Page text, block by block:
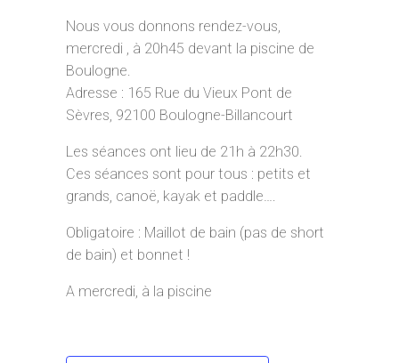
Nous vous donnons rendez-vous,
mercredi , à 20h45 devant la piscine de
Boulogne.
Adresse : 165 Rue du Vieux Pont de
Sèvres, 92100 Boulogne-Billancourt
Les séances ont lieu de 21h à 22h30.
Ces séances sont pour tous : petits et
grands, canoë, kayak et paddle….
Obligatoire : Maillot de bain (pas de short
de bain) et bonnet !
A mercredi, à la piscine